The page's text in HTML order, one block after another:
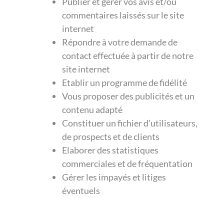
commentaires laissés sur le site
internet
Répondre à votre demande de
contact effectuée à partir de notre
site internet
Etablir un programme de fidélité
Vous proposer des publicités et un
contenu adapté
Constituer un fichier d’utilisateurs,
de prospects et de clients
Elaborer des statistiques
commerciales et de fréquentation
Gérer les impayés et litiges
éventuels